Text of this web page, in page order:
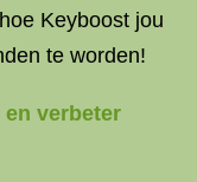
Keyboost jou
te worden!
verbeter